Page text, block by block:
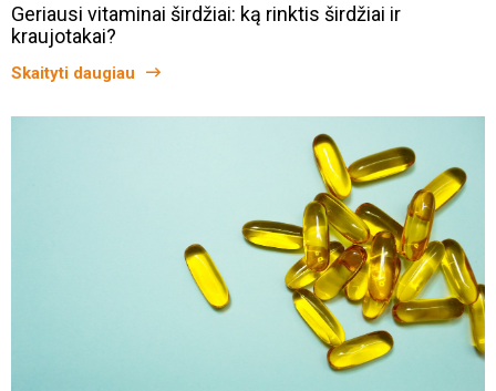
Geriausi vitaminai širdžiai: ką rinktis širdžiai ir
kraujotakai?
Skaityti daugiau